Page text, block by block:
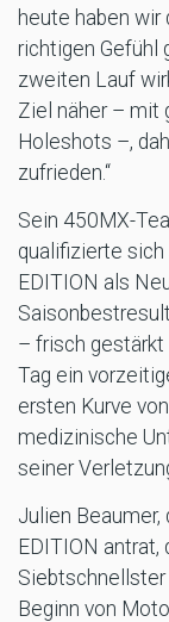
heute haben wir
richtigen Gefühl
zweiten Lauf
Ziel näher – mit
Holeshots –,
zufrieden.“
Sein 450MX-
qualifizierte sich
EDITION als
– frisch gestärkt
Tag ein
ersten Kurve
medizinische
seiner
Julien Beaumer,
EDITION antrat,
Siebtschnellster
Beginn von